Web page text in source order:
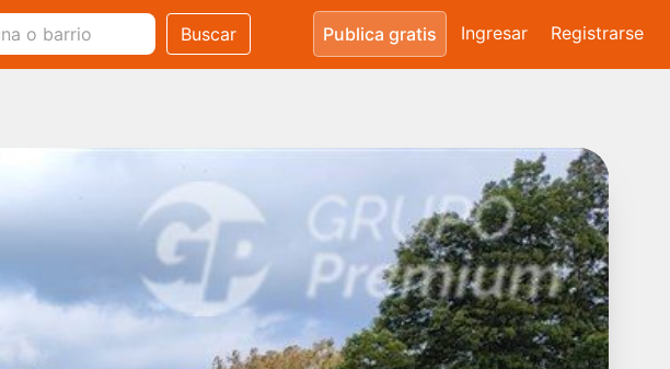
Buscar Publica gratis Ingresar Registrarse